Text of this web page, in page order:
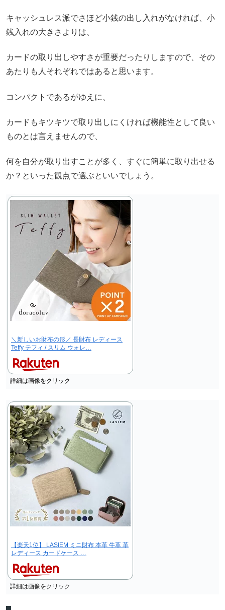
キャッシュレス派でさほど小銭の出し入れがなければ、小
銭入れの大きさよりは、
カードの取り出しやすさが重要だったりしますので、その
あたりも人それぞれではあると思います。
コンパクトであるがゆえに、
カードもキツキツで取り出しにくければ機能性として良い
ものとは言えませんので、
何を自分が取り出すことが多く、すぐに簡単に取り出せる
か？といった観点で選ぶといいでしょう。
＼新しいお財布の形／ 長財布 レディース
Teffy テフィ / スリム ウォレ…
詳細は画像をクリック
【楽天1位】 LASIEM ミニ財布 本革 牛革 革
レディース カードケース …
詳細は画像をクリック